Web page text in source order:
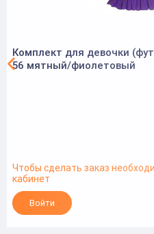
Комплект для девочки
56 мятный/фиолетовый
Чтобы сделать заказ
кабинет
Войти